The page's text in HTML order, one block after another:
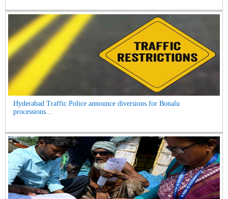
Hyderabad Traffic Police announce diversions for Bonalu
processions...